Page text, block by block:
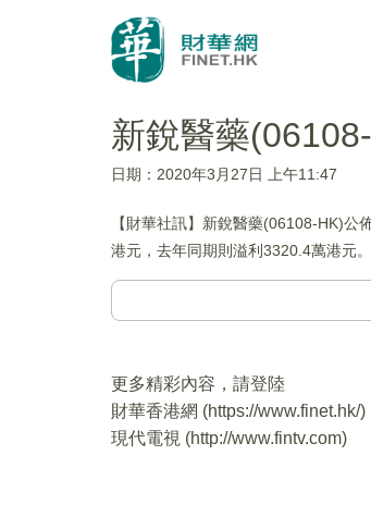
新銳醫藥
日期：2020年3月27日 上午11:47
【財華社訊】新銳醫藥(06108-HK)
港元，去年同期則溢利3320.4萬港元
更多精彩內容，請登陸
財華香港網 (https://www.finet.hk/)
現代電視 (http://www.fintv.com)